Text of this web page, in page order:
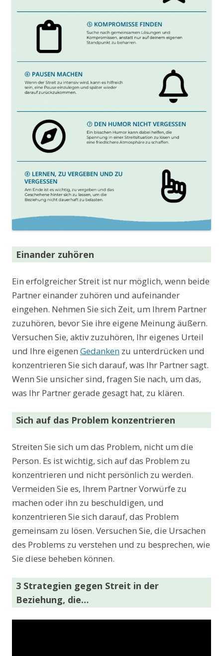
Einander zuhören
Ein erfolgreicher Streit ist nur möglich, wenn beide
Partner einander zuhören und aufeinander
eingehen. Nehmen Sie sich Zeit, um Ihrem Partner
zuzuhören, bevor Sie ihre eigene Meinung äußern.
Versuchen Sie, aktiv zuzuhören, Ihr eigenes Urteil
und Ihre eigenen Gedanken zu unterdrücken und
konzentrieren Sie sich darauf, was Ihr Partner sagt.
Wenn Sie unsicher sind, fragen Sie nach, um das,
was Ihr Partner gerade gesagt hat, zu klären.
Sich auf das Problem konzentrieren
Streiten Sie sich um das Problem, nicht um die
Person. Es ist wichtig, sich auf das Problem zu
konzentrieren und nicht persönlich zu werden.
Vermeiden Sie es, Ihrem Partner Vorwürfe zu
machen oder ihn zu beschuldigen, und
konzentrieren Sie sich darauf, das Problem
gemeinsam zu lösen. Versuchen Sie, die Ursachen
des Problems zu verstehen und zu besprechen, wie
Sie diese beheben können.
3 Strategien gegen Streit in der
Beziehung, die…